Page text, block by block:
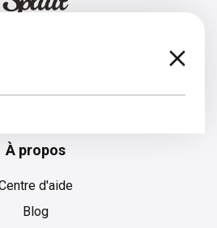
À propos
d'aide
Blog